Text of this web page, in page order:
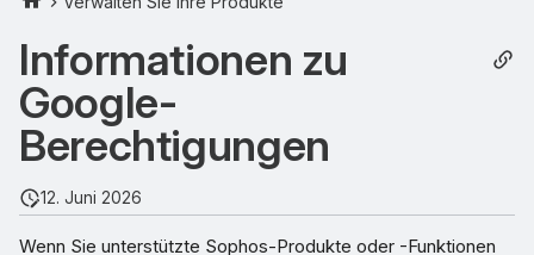
한국어
Berechtigungsdetails
Berechtigungsverhalten
Informationen zu
Google-
Berechtigungen
12. Juni 2026
Wenn Sie unterstützte Sophos-Produkte oder -Funktionen